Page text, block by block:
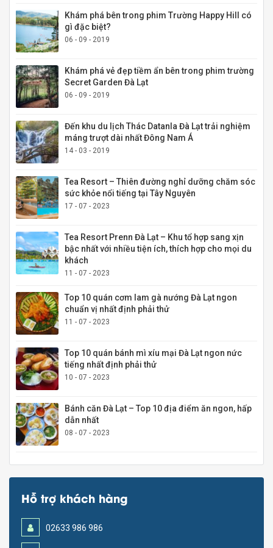
Khám phá bên trong phim Trường Happy Hill có
gì đặc biệt?
06 - 09 - 2019
Khám phá vẻ đẹp tiềm ẩn bên trong phim trường
Secret Garden Đà Lạt
06 - 09 - 2019
Đến khu du lịch Thác Datanla Đà Lạt trải nghiệm
máng trượt dài nhất Đông Nam Á
14 - 03 - 2019
Tea Resort – Thiên đường nghỉ dưỡng chăm sóc
sức khỏe nổi tiếng tại Tây Nguyên
17 - 07 - 2023
Tea Resort Prenn Đà Lạt – Khu tổ hợp sang xịn
bậc nhất với nhiều tiện ích, thích hợp cho mọi du
khách
11 - 07 - 2023
Top 10 quán cơm lam gà nướng Đà Lạt ngon
chuẩn vị nhất định phải thử
11 - 07 - 2023
Top 10 quán bánh mì xíu mại Đà Lạt ngon nức
tiếng nhất định phải thử
10 - 07 - 2023
Bánh căn Đà Lạt – Top 10 địa điểm ăn ngon, hấp
dẫn nhất
08 - 07 - 2023
Hỗ trợ khách hàng
02633 986 986